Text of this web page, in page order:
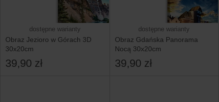
dostępne warianty
Obraz Jezioro w Górach 3D
30x20cm
39,90 zł
dostępne warianty
Obraz Gdańska Panorama
Nocą 30x20cm
39,90 zł